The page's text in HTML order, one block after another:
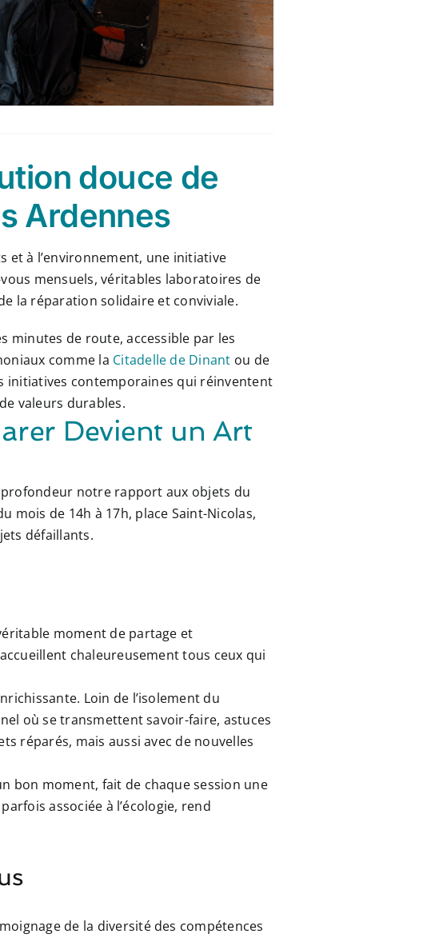
douce de
Ardennes
à l’environnement, une initiative
mensuels, véritables laboratoires de
la réparation solidaire et conviviale.
minutes de route, accessible par les
comme la Citadelle de Dinant ou de
initiatives contemporaines qui réinventent
valeurs durables.
Devient un Art
profondeur notre rapport aux objets du
mois de 14h à 17h, place Saint-Nicolas,
défaillants.
moment de partage et
chaleureusement tous ceux qui
Loin de l’isolement du
où se transmettent savoir-faire, astuces
réparés, mais aussi avec de nouvelles
bon moment, fait de chaque session une
associée à l’écologie, rend
de la diversité des compétences